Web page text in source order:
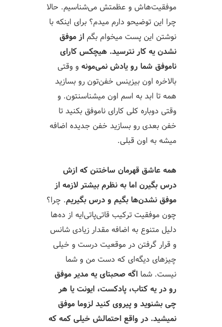
موفقیت‌هاش و عظمتش می‌شناسیم. حالا
چرا این توضیحو دارم میدم؟ برای اینکه با
نوشتن این پست میخوام بگماز موفق
نشدن یه کار نترسید. هیچکس کارای
ناموفق شما رو یادش نمی‌مونهو وقتی
بالاخره اون بیزینس خفن‌تون رو بسازید
همه تا ابد به اسم اون میشناسنتون. و
وقتی دوباره کلی کارای ناموفق بکنید تا
خفن بعدی رو بسازید خفن جدیده اضافه
میشه به اون قبلی.
همه عاشق قهرمان ساختنن که ازش
درس بگیرن اما به نظرم بیشتر لازمه از
موفق نشدن‌ها بگیم و درس بگیریم. چرا؟
چون موفقیت ترکیب قاتی‌پاتی‌ایه از ده‌ها
دلیل متنوع به اضافه مقدار زیادی شانس
و قرار گرفتن در موقعیت درست و خیلی
چیزهای دیگه‌ای که دست من و شما
نیست. شما اگه صحبتای یه مدیر موفق
رو در یه کتاب، پادکست، ایونت یا هر
چی بشنوید و پیروی کنید لزوما موفق
نمیشید. در واقع احتمالش خیلی کمه که